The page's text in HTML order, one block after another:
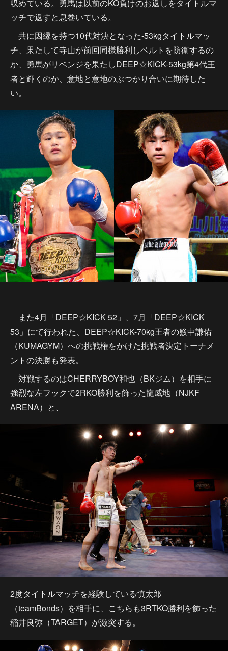
収めている。勇馬は以前のKO負けのお返しをタイトルマ
ッチで返すと息巻いている。
共に因縁を持つ10代対決となった-53kgタイトルマッ
チ、果たして寺山が前回同様勝利しベルトを防衛するの
か、勇馬がリベンジを果たしDEEP☆KICK-53kg第4代王
者と輝くのか、意地と意地のぶつかり合いに期待した
い。
また4月「DEEP☆KICK 52」、7月「DEEP☆KICK
53」にて行われた、DEEP☆KICK-70kg王者の籔中謙佑
（KUMAGYM）への挑戦権をかけた挑戦者決定トーナメ
ントの決勝も発表。
対戦するのはCHERRYBOY和也（BKジム）を相手に
強烈な左フックで2RKO勝利を飾った龍威地（NJKF
ARENA）と、
2度タイトルマッチを経験している慎太郎
（teamBonds）を相手に、こちらも3RTKO勝利を飾った
稲井良弥（TARGET）が激突する。